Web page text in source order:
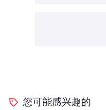
您可能感兴趣的